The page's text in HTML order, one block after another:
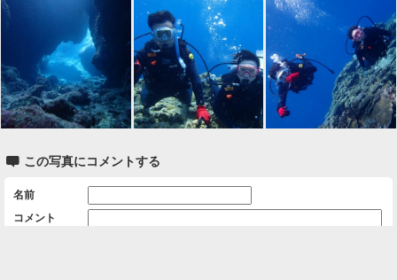
 この写真にコメントする
名前
コメント